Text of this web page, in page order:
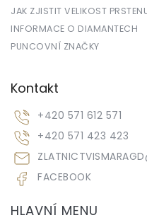
JAK ZJISTIT VELIKOST
INFORMACE O DIAMANTECH
PUNCOVNÍ ZNAČKY
Kontakt
ZLATNICTVISMARAGD
+420 571 612 571
+420 571 423 423
FACEBOOK
HLAVNÍ MENU